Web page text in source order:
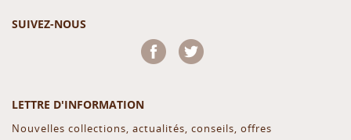
SUIVEZ-NOUS
Facebook
LETTRE D'INFORMATION
Nouvelles collections, actualités, conseils, offres